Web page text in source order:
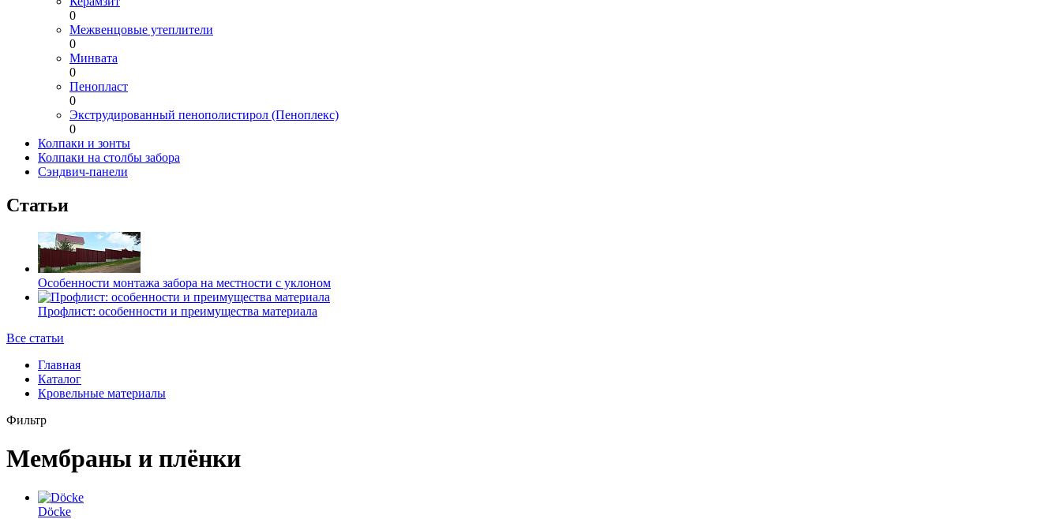
0
Межвенцовые утеплители
0
Минвата
0
Пенопласт
0
Экструдированный пенополистирол (Пеноплекс)
0
Колпаки и зонты
Колпаки на столбы забора
Сэндвич-панели
Статьи
Особенности монтажа забора на местности с уклоном
Профлист: особенности и преимущества материала
Все статьи
Главная
Каталог
Кровельные материалы
Фильтр
Мембраны и плёнки
Döсkе